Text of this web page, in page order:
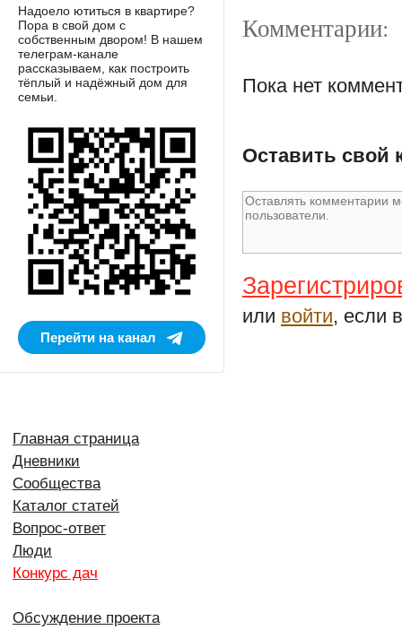
Комментарии:
Пока нет
Оставить свой
или войти, если
Надоело ютиться в квартире?
Пора в свой дом с
собственным двором! В нашем
телеграм-канале
рассказываем, как построить
тёплый и надёжный дом для
семьи.
Перейти на канал
Главная страница
Дневники
Сообщества
Каталог статей
Вопрос-ответ
Люди
Конкурс дач
Обсуждение проекта